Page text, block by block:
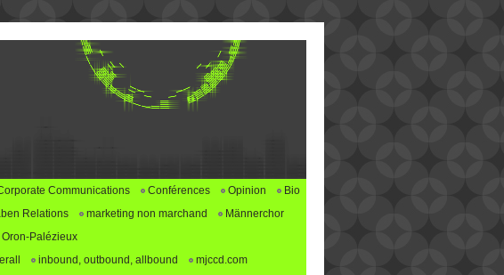
Communications Conférences Opinion
Bio
Relations marketing non marchand
Männerchor
Palézieux
inbound, outbound, allbound
mjccd.com